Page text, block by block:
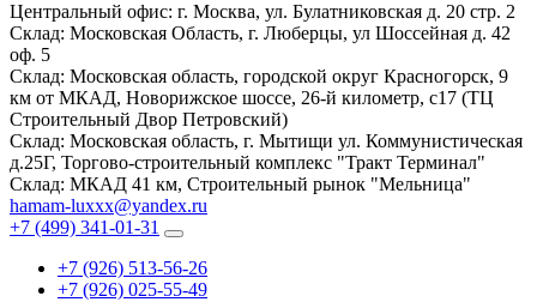
Центральный офис: г. Москва, ул. Булатниковская д. 20 стр. 2
Склад: Московская Область, г. Люберцы, ул Шоссейная д. 42
оф. 5
Склад: Московская область, городской округ Красногорск, 9
км от МКАД, Новорижское шоссе, 26-й километр, с17 (ТЦ
Строительный Двор Петровский)
Склад: Московская область, г. Мытищи ул. Коммунистическая
д.25Г, Торгово-строительный комплекс "Тракт Терминал"
Склад: МКАД 41 км, Строительный рынок "Мельница"
hamam-luxxx@yandex.ru
+7 (499) 341-01-31
+7 (926) 513-56-26
+7 (926) 025-55-49